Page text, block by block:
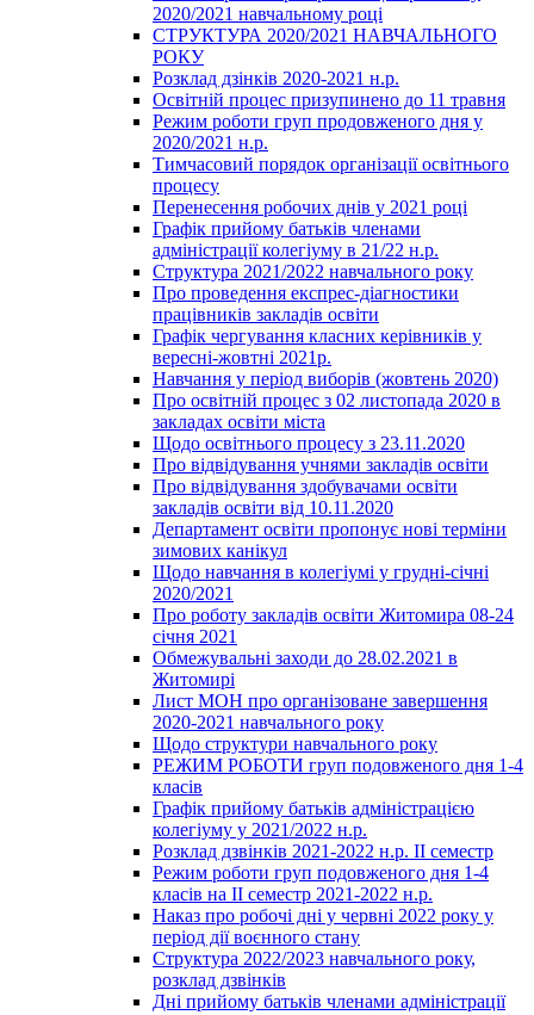
2020/2021 навчальному році
СТРУКТУРА 2020/2021 НАВЧАЛЬНОГО
РОКУ
Розклад дзінків 2020-2021 н.р.
Освітній процес призупинено до 11 травня
Режим роботи груп продовженого дня у
2020/2021 н.р.
Тимчасовий порядок організації освітнього
процесу
Перенесення робочих днів у 2021 році
Графік прийому батьків членами
адміністрації колегіуму в 21/22 н.р.
Структура 2021/2022 навчального року
Про проведення експрес-діагностики
працівників закладів освіти
Графік чергування класних керівників у
вересні-жовтні 2021р.
Навчання у період виборів (жовтень 2020)
Про освітній процес з 02 листопада 2020 в
закладах освіти міста
Щодо освітнього процесу з 23.11.2020
Про відвідування учнями закладів освіти
Про відвідування здобувачами освіти
закладів освіти від 10.11.2020
Департамент освіти пропонує нові терміни
зимових канікул
Щодо навчання в колегіумі у грудні-січні
2020/2021
Про роботу закладів освіти Житомира 08-24
січня 2021
Обмежувальні заходи до 28.02.2021 в
Житомирі
Лист МОН про організоване завершення
2020-2021 навчального року
Щодо структури навчального року
РЕЖИМ РОБОТИ груп подовженого дня 1-4
класів
Графік прийому батьків адміністрацією
колегіуму у 2021/2022 н.р.
Розклад дзвінків 2021-2022 н.р. ІІ семестр
Режим роботи груп подовженого дня 1-4
класів на ІІ семестр 2021-2022 н.р.
Наказ про робочі дні у червні 2022 року у
період дії воєнного стану
Структура 2022/2023 навчального року,
розклад дзвінків
Дні прийому батьків членами адміністрації